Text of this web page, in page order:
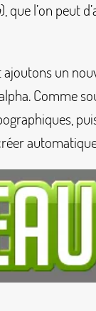
), que l’on peut
un
Comme